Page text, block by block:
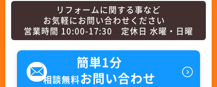
リフォームに関する事など
お気軽にお問い合わせください
営業時間 10:00-17:30 定休日 水曜・日曜
簡単1分
相談無料お問い合わせ